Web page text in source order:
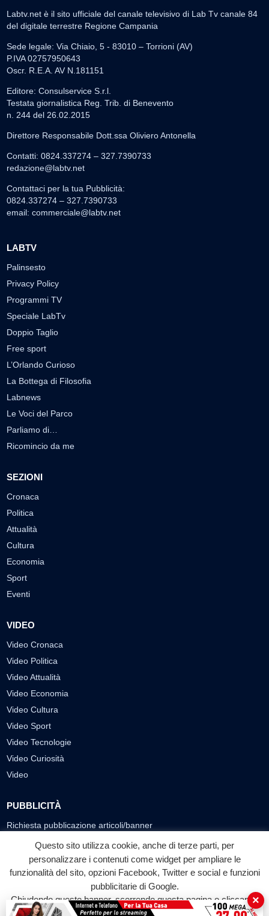
Labtv.net è il sito ufficiale del canale televisivo di Lab Tv canale 84
del digitale terrestre Regione Campania
Sede legale: Via Chiaio, 5 - 83010 – Torrioni (AV)
P.IVA 02757950643
Oscr. R.E.A. AV N.181151
Editore: Consulservice S.r.l.
Testata giornalistica Reg. Trib. di Benevento
n. 244 del 26.02.2015
Direttore Responsabile Dott.ssa Oliviero Antonella
Contatti: 0824.337274 – 327.7390733
redazione@labtv.net
Contattaci per la tua Pubblicità:
0824.337274 – 327.7390733
email: commerciale@labtv.net
LABTV
Palinsesto
Privacy Policy
Programmi TV
Speciale LabTv
Doppio Taglio
Free sport
L’Orlando Curioso
La Bottega di Filosofia
Labnews
Le Voci del Parco
Parliamo di…
Ricomincio da me
SEZIONI
Cronaca
Politica
Attualità
Cultura
Economia
Sport
Eventi
VIDEO
Video Cronaca
Video Politica
Video Attualità
Video Economia
Video Cultura
Video Sport
Video Tecnologie
Video Curiosità
Video
PUBBLICITÀ
Richiesta pubblicazione articoli/banner
SEGUICI SUI SOCIAL
f
Facebook
◎ ▶
YouTube
Questo sito utilizza cookie, anche di terze parti, per
personalizzare i contenuti come widget per ampliare le
funzionalità del sito, opzioni Facebook, Twitter e social e funzioni
pubblicitarie di Google.
Chiudendo questo banner, scorrendo questa pagina o cliccando
su qualunque suo elemento acconsenti all'uso dei cookie.
×